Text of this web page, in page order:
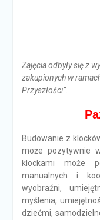
Zajęcia odbyły się z
zakupionych w
Przyszłości”.
Budowanie z
może pozytywnie
klockami może
manualnych i
wyobraźni,
myślenia,
dziećmi,